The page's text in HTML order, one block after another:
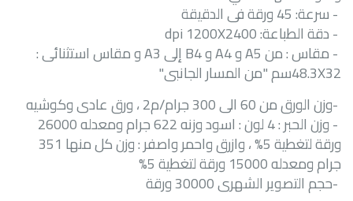
-سرعة:45ورقة فى الدقيقة
-دقة الطباعة:dpi 1200X2400
-مقاس:منA5وA4وB4إلىA3و مقاس استثنائى :
48.3X32سم "من المسار الجانبى"
-وزن الورق من 60 الى 300 جرام/م2 ، ورق عادى وكوشيه
- وزن الحبر : 4 لون : اسود وزنه 622 جرام ومعدله 26000
ورقة لتغطية 5% ، وازرق واحمر واصفر : وزن كل منها 351
جرام ومعدله 15000 ورقة لتغطية 5 %
-حجم التصوير الشهرى 30000 ورقة